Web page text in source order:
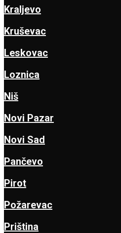
Kraljevo
Kruševac
Leskovac
Loznica
Niš
Novi Pazar
Novi Sad
Pančevo
Pirot
Požarevac
Priština